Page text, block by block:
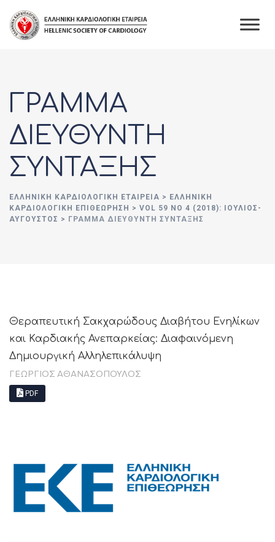
content
ΓΡΑΜΜΑ
ΔΙΕΥΘΥΝΤΗ
ΣΥΝΤΑΞΗΣ
ΕΛΛΗΝΙΚΉ ΚΑΡΔΙΟΛΟΓΙΚΉ ΕΤΑΙΡΕΊΑ > ΕΛΛΗΝΙΚΗ
ΚΑΡΔΙΟΛΟΓΙΚΗ ΕΠΙΘΕΩΡΗΣΗ > VOL 59 NO 4 (2018): ΙΟΎΛΙΟΣ-
ΑΎΓΟΥΣΤΟΣ > ΓΡΑΜΜΑ ΔΙΕΥΘΥΝΤΗ ΣΥΝΤΑΞΗΣ
Θεραπευτική Σακχαρώδους Διαβήτου Ενηλίκων
και Καρδιακής Ανεπαρκείας: Διαφαινόμενη
Δημιουργική Αλληλεπικάλυψη
ΓΕΩΡΓΙΟΣ ΑΘΑΝΑΣΟΠΟΥΛΟΣ
PDF